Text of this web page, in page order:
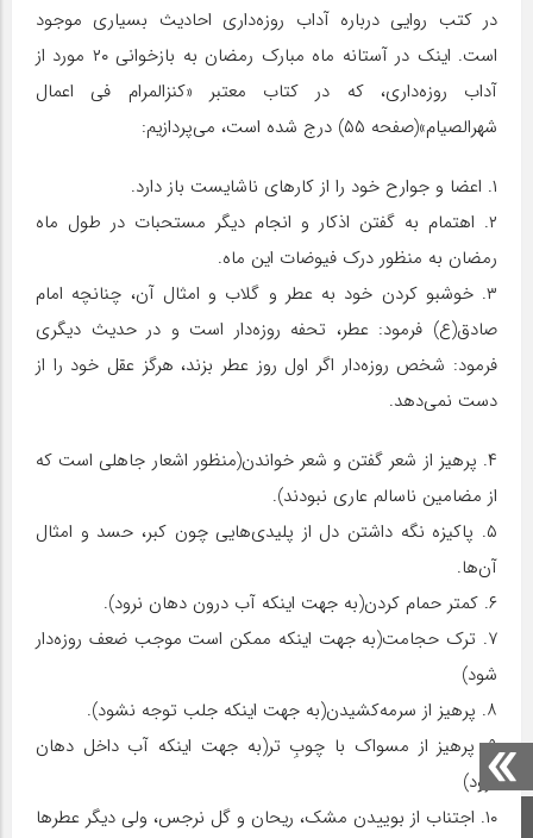
صفحه اصلی
در کتب روایی درباره آداب روزه‌داری احادیث بسیاری موجود
است. اینک در آستانه ماه مبارک رمضان به بازخوانی ۲۰ مورد از
آداب روزه‌داری، که در کتاب معتبر «کنزالمرام فی اعمال
شهرالصیام»(صفحه ۵۵) درج شده است، می‌پردازیم:
۱. اعضا و جوارح خود را از کارهای ناشایست باز دارد.
۲. اهتمام به گفتن اذکار و انجام دیگر مستحبات در طول ماه
رمضان به منظور درک فیوضات این ماه.
۳. خوشبو کردن خود به عطر و گلاب و امثال آن، چنانچه امام
صادق(ع) فرمود: عطر، تحفه روزه‌دار است و در حدیث دیگری
فرمود: شخص روزه‌دار اگر اول روز عطر بزند، هرگز عقل خود را از
دست نمی‌دهد.
۴. پرهیز از شعر گفتن و شعر خواندن(منظور اشعار جاهلی است که
از مضامین ناسالم عاری نبودند).
۵. پاکیزه نگه داشتن دل از پلیدی‌هایی چون کبر، حسد و امثال
آن‌ها.
۶. کمتر حمام کردن(به جهت اینکه آب درون دهان نرود).
۷. ترک حجامت(به جهت اینکه ممکن است موجب ضعف روزه‌دار
شود)
۸. پرهیز از سرمه‌کشیدن(به جهت اینکه جلب توجه نشود).
۹. پرهیز از مسواک با چوبِ تر(به جهت اینکه آب داخل دهان
نرود)
۱۰. اجتناب از بوییدن مشک، ریحان و گل نرجس، ولی دیگر عطرها